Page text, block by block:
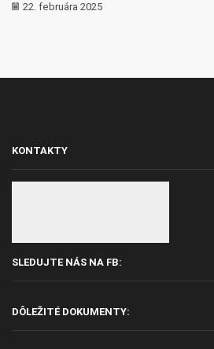
22. februára 2025
KONTAKTY
SLEDUJTE NÁS NA FB:
DÔLEŽITÉ DOKUMENTY: